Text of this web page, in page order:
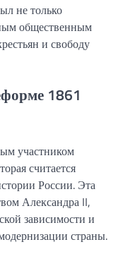
не только
общественным
и свободу
1861
участником
считается
России. Эта
Александра II,
зависимости и
страны.